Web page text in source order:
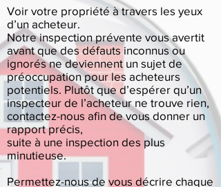
Voir votre propriété à travers les yeux
d’un acheteur.
Notre inspection prévente vous avertit
avant que des défauts inconnus ou
ignorés ne deviennent un sujet de
préoccupation pour les acheteurs
potentiels. Plutôt que d’espérer qu’un
inspecteur de l’acheteur ne trouve rien,
contactez-nous afin de vous donner un
rapport précis,
suite à une inspection des plus
minutieuse.
Permettez-nous de vous décrire chaque